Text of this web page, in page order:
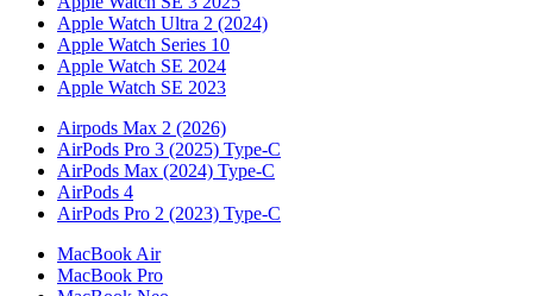
Apple Watch Ultra 2 (2024)
Apple Watch Series 10
Apple Watch SE 2024
Apple Watch SE 2023
Airpods Max 2 (2026)
AirPods Pro 3 (2025) Type-C
AirPods Max (2024) Type-C
AirPods 4
AirPods Pro 2 (2023) Type-C
MacBook Air
MacBook Pro